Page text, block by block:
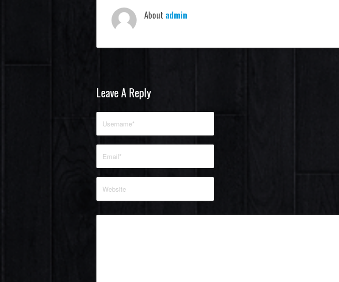
About admin
Leave A Reply